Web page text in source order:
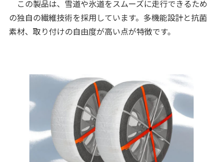
この製品は、雪道や氷道をスムーズに走行できるため
の独自の繊維技術を採用しています。多機能設計と抗菌
素材、取り付けの自由度が高い点が特徴です。